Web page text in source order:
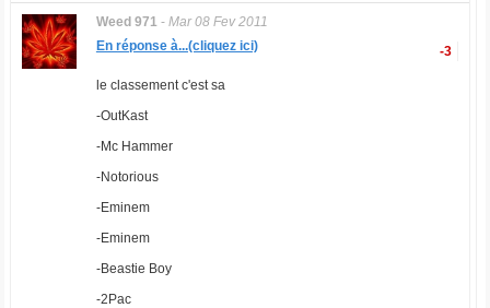
Weed 971- Mar 08 Fev 2011
-3
En réponse à...(cliquez ici)
le classement c'est sa
-OutKast
-Mc Hammer
-Notorious
-Eminem
-Eminem
-Beastie Boy
-2Pac